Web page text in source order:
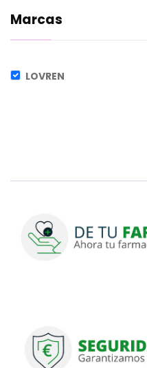
Marcas
LOVREN